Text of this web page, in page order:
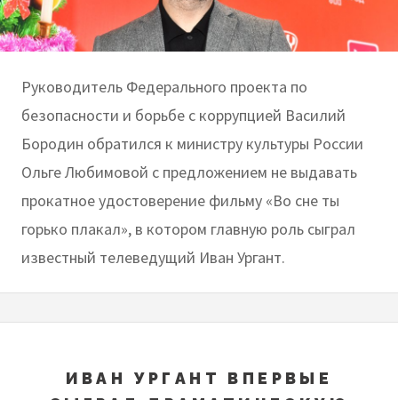
Руководитель Федерального проекта по
безопасности и борьбе с коррупцией Василий
Бородин обратился к министру культуры России
Ольге Любимовой с предложением не выдавать
прокатное удостоверение фильму «Во сне ты
горько плакал», в котором главную роль сыграл
известный телеведущий Иван Ургант.
ИВАН УРГАНТ ВПЕРВЫЕ